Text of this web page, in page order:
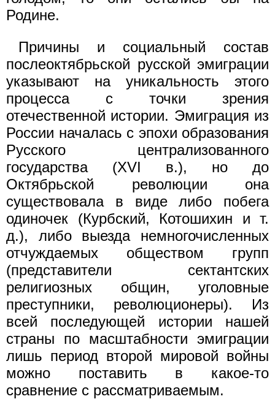
Родине.
Причины и социальный состав
послеоктябрьской русской эмиграции
указывают на уникальность этого
процесса с точки зрения
отечественной истории. Эмиграция из
России началась с эпохи образования
Русского централизованного
государства (XVI в.), но до
Октябрьской революции она
существовала в виде либо побега
одиночек (Курбский, Котошихин и т.
д.), либо выезда немногочисленных
отчуждаемых обществом групп
(представители сектантских
религиозных общин, уголовные
преступники, революционеры). Из
всей пoследующей истории нашей
страны по масштабности эмиграции
лишь период второй мировой войны
можно поставить в какое-то
сравнение с рассматриваемым.